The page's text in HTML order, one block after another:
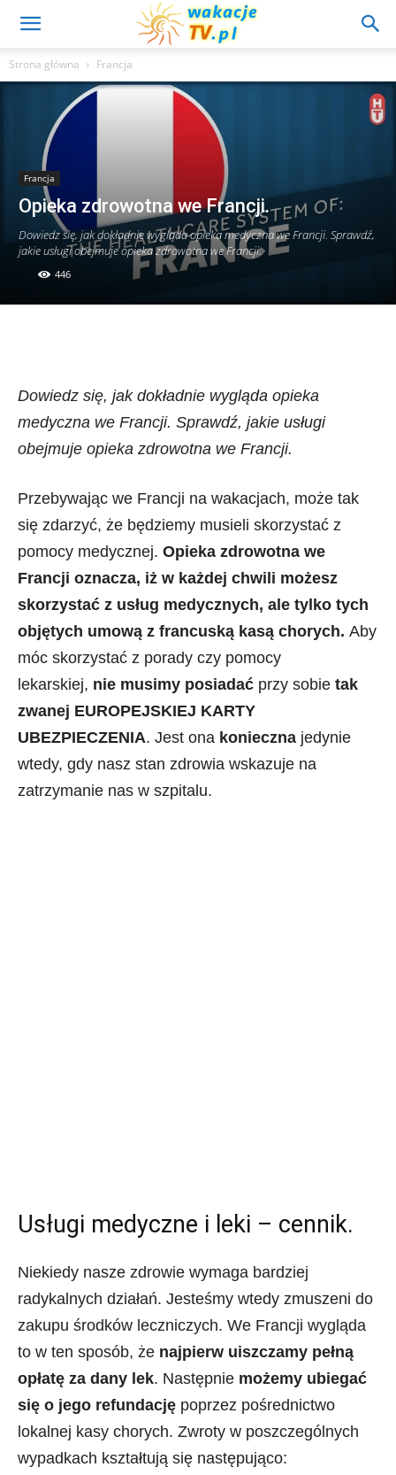
Strona główna Francja
Francja
Opieka zdrowotna we Francji.
Dowiedz się, jak dokładnie wygląda opieka medyczna we Francji. Sprawdź,
jakie usługi obejmuje opieka zdrowotna we Francji.
446
Dowiedz się, jak dokładnie wygląda opieka
medyczna we Francji. Sprawdź, jakie usługi
obejmuje opieka zdrowotna we Francji.
Przebywając we Francji na wakacjach, może tak
się zdarzyć, że będziemy musieli skorzystać z
pomocy medycznej. Opieka zdrowotna we
Francji oznacza, iż w każdej chwili możesz
skorzystać z usług medycznych, ale tylko tych
objętych umową z francuską kasą chorych. Aby
móc skorzystać z porady czy pomocy
lekarskiej, nie musimy posiadać przy sobie tak
zwanej EUROPEJSKIEJ KARTY
UBEZPIECZENIA. Jest ona konieczna jedynie
wtedy, gdy nasz stan zdrowia wskazuje na
zatrzymanie nas w szpitalu.
Usługi medyczne i leki – cennik.
Niekiedy nasze zdrowie wymaga bardziej
radykalnych działań. Jesteśmy wtedy zmuszeni do
zakupu środków leczniczych. We Francji wygląda
to w ten sposób, że najpierw uiszczamy pełną
opłatę za dany lek. Następnie możemy ubiegać
się o jego refundację poprzez pośrednictwo
lokalnej kasy chorych. Zwroty w poszczególnych
wypadkach kształtują się następująco: